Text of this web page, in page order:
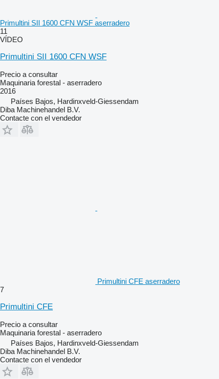
Primultini SII 1600 CFN WSF aserradero
11
VÍDEO
Primultini SII 1600 CFN WSF
Precio a consultar
Maquinaria forestal - aserradero
2016
Países Bajos, Hardinxveld-Giessendam
Diba Machinehandel B.V.
Contacte con el vendedor
Primultini CFE aserradero
7
Primultini CFE
Precio a consultar
Maquinaria forestal - aserradero
Países Bajos, Hardinxveld-Giessendam
Diba Machinehandel B.V.
Contacte con el vendedor